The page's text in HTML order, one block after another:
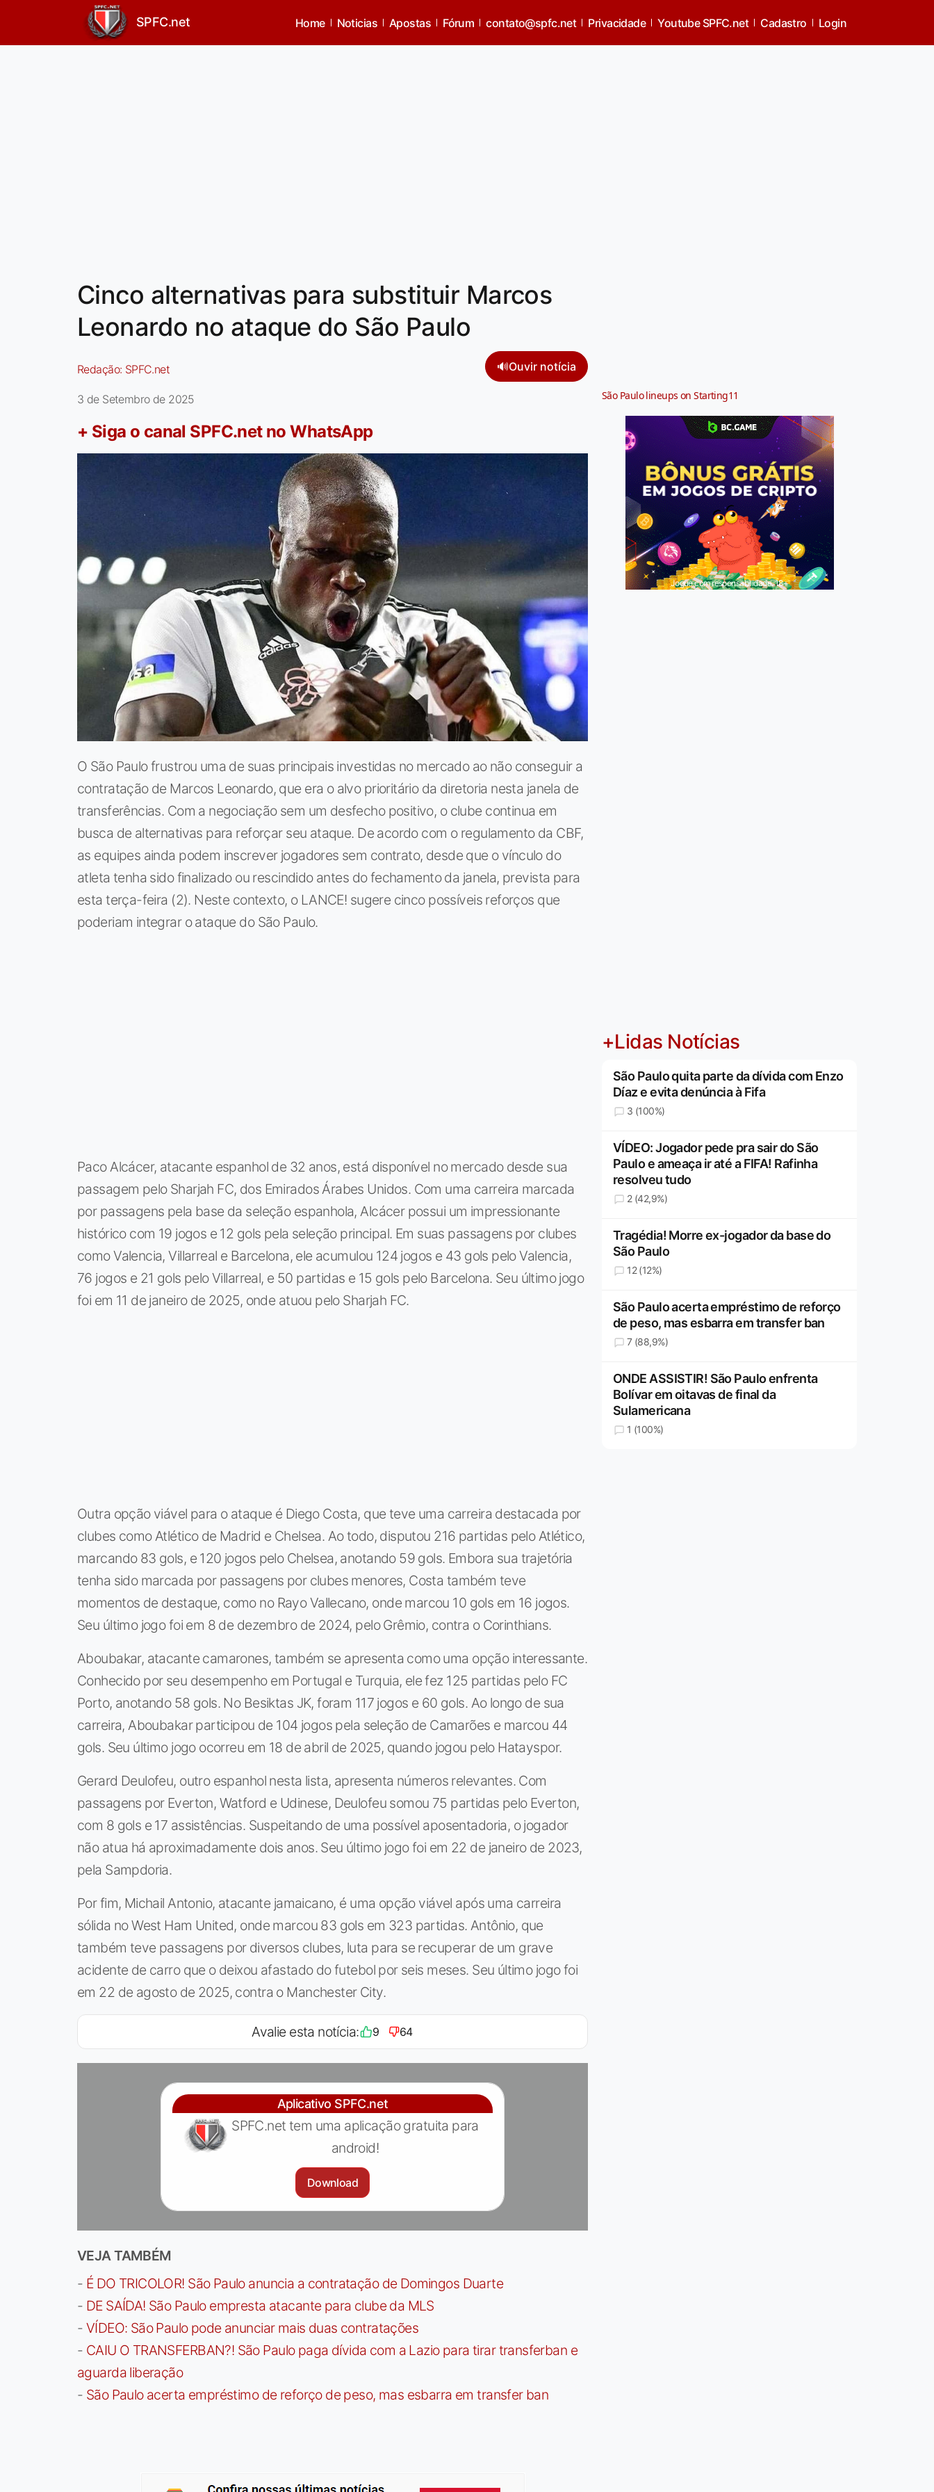
SPFC.net Home Noticias Apostas Fórum contato@spfc.net Privacidade Youtube SPFC.net Cadastro Login
Cinco alternativas para substituir Marcos
Leonardo no ataque do São Paulo
Redação: SPFC.net 🔊Ouvir notícia
3 de Setembro de 2025
+ Siga o canal SPFC.net no WhatsApp
O São Paulo frustrou uma de suas principais investidas no mercado ao não conseguir a
contratação de Marcos Leonardo, que era o alvo prioritário da diretoria nesta janela de
transferências. Com a negociação sem um desfecho positivo, o clube continua em
busca de alternativas para reforçar seu ataque. De acordo com o regulamento da CBF,
as equipes ainda podem inscrever jogadores sem contrato, desde que o vínculo do
atleta tenha sido finalizado ou rescindido antes do fechamento da janela, prevista para
esta terça-feira (2). Neste contexto, o LANCE! sugere cinco possíveis reforços que
poderiam integrar o ataque do São Paulo.
Paco Alcácer, atacante espanhol de 32 anos, está disponível no mercado desde sua
passagem pelo Sharjah FC, dos Emirados Árabes Unidos. Com uma carreira marcada
por passagens pela base da seleção espanhola, Alcácer possui um impressionante
histórico com 19 jogos e 12 gols pela seleção principal. Em suas passagens por clubes
como Valencia, Villarreal e Barcelona, ele acumulou 124 jogos e 43 gols pelo Valencia,
76 jogos e 21 gols pelo Villarreal, e 50 partidas e 15 gols pelo Barcelona. Seu último jogo
foi em 11 de janeiro de 2025, onde atuou pelo Sharjah FC.
Outra opção viável para o ataque é Diego Costa, que teve uma carreira destacada por
clubes como Atlético de Madrid e Chelsea. Ao todo, disputou 216 partidas pelo Atlético,
marcando 83 gols, e 120 jogos pelo Chelsea, anotando 59 gols. Embora sua trajetória
tenha sido marcada por passagens por clubes menores, Costa também teve
momentos de destaque, como no Rayo Vallecano, onde marcou 10 gols em 16 jogos.
Seu último jogo foi em 8 de dezembro de 2024, pelo Grêmio, contra o Corinthians.
Aboubakar, atacante camarones, também se apresenta como uma opção interessante.
Conhecido por seu desempenho em Portugal e Turquia, ele fez 125 partidas pelo FC
Porto, anotando 58 gols. No Besiktas JK, foram 117 jogos e 60 gols. Ao longo de sua
carreira, Aboubakar participou de 104 jogos pela seleção de Camarões e marcou 44
gols. Seu último jogo ocorreu em 18 de abril de 2025, quando jogou pelo Hatayspor.
Gerard Deulofeu, outro espanhol nesta lista, apresenta números relevantes. Com
passagens por Everton, Watford e Udinese, Deulofeu somou 75 partidas pelo Everton,
com 8 gols e 17 assistências. Suspeitando de uma possível aposentadoria, o jogador
não atua há aproximadamente dois anos. Seu último jogo foi em 22 de janeiro de 2023,
pela Sampdoria.
Por fim, Michail Antonio, atacante jamaicano, é uma opção viável após uma carreira
sólida no West Ham United, onde marcou 83 gols em 323 partidas. Antônio, que
também teve passagens por diversos clubes, luta para se recuperar de um grave
acidente de carro que o deixou afastado do futebol por seis meses. Seu último jogo foi
em 22 de agosto de 2025, contra o Manchester City.
Avalie esta notícia: 9 64
Aplicativo SPFC.net
SPFC.net tem uma aplicação gratuita para
android!
Download
VEJA TAMBÉM
- É DO TRICOLOR! São Paulo anuncia a contratação de Domingos Duarte
- DE SAÍDA! São Paulo empresta atacante para clube da MLS
- VÍDEO: São Paulo pode anunciar mais duas contratações
- CAIU O TRANSFERBAN?! São Paulo paga dívida com a Lazio para tirar transferban e
aguarda liberação
- São Paulo acerta empréstimo de reforço de peso, mas esbarra em transfer ban
São Paulo lineups on Starting11
Jogue com responsabilidade. 18+
+Lidas Notícias
São Paulo quita parte da dívida com Enzo
Díaz e evita denúncia à Fifa
3 (100%)
VÍDEO: Jogador pede pra sair do São
Paulo e ameaça ir até a FIFA! Rafinha
resolveu tudo
2 (42,9%)
Tragédia! Morre ex-jogador da base do
São Paulo
12 (12%)
São Paulo acerta empréstimo de reforço
de peso, mas esbarra em transfer ban
7 (88,9%)
ONDE ASSISTIR! São Paulo enfrenta
Bolívar em oitavas de final da
Sulamericana
1 (100%)